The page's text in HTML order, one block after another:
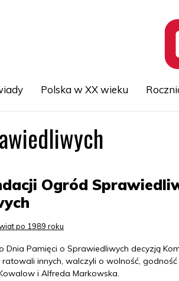
Polska w XX wieku
Ogród
po 1989 roku
Dnia Pamięci o Sprawiedliwych decyzją
innych, walczyli o wolność,
i Alfreda Markowska.